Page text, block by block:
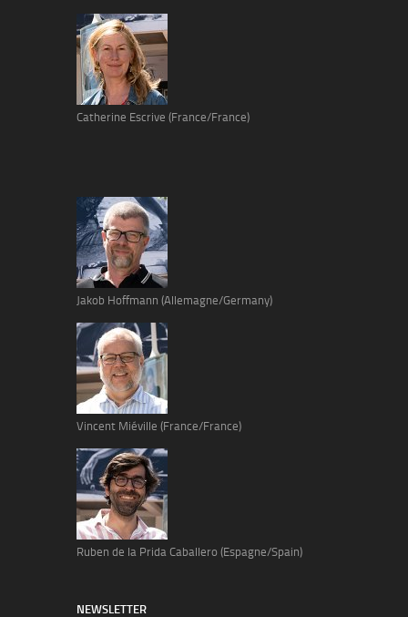
Catherine Escrive (France/France)
Jakob Hoffmann (Allemagne/Germany)
Vincent Miéville (France/France)
Ruben de la Prida Caballero (Espagne/Spain)
NEWSLETTER